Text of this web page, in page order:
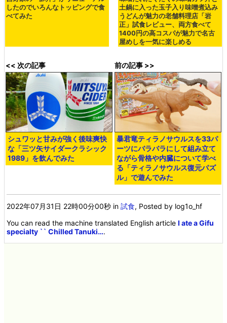
したのでいろんなトッピングで食
べてみた
土鍋に入った玉子入り味噌煮込み
うどんが魅力の老舗料理店「岩
正」試食レビュー、両方食べて
1400円の高コスパが魅力で名古
屋めしを一気に楽しめる
<< 次の記事
シュワッと甘みが強く後味爽快
な「三ツ矢サイダークラシック
1989」を飲んでみた
前の記事 >>
暴君竜ティラノサウルスを33パ
ーツにバラバラにして組み立て
ながら骨格や内臓について学べ
る「ティラノサウルス復元パズ
ル」で遊んでみた
2022年07月31日 22時00分00秒 in試食, Posted by log1o_hf
You can read the machine translated English articleI ate a Gifu
specialty `` Chilled Tanuki….